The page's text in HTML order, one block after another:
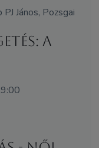
János, Pozsgai
A